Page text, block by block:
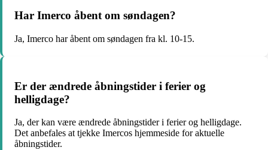
Har Imerco åbent om søndagen?
Ja, Imerco har åbent om søndagen fra kl. 10-15.
Er der ændrede åbningstider i ferier og
helligdage?
Ja, der kan være ændrede åbningstider i ferier og helligdage.
Det anbefales at tjekke Imercos hjemmeside for aktuelle
åbningstider.